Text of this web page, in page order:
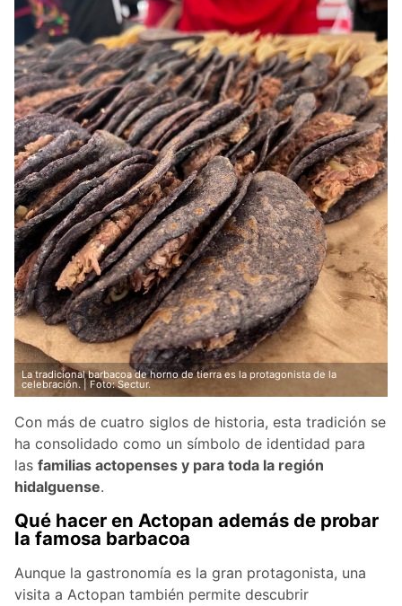
La tradicional barbacoa de horno de tierra es la protagonista de la
celebración. | Foto: Sectur.
Con más de cuatro siglos de historia, esta tradición se
ha consolidado como un símbolo de identidad para
las familias actopenses y para toda la región
hidalguense.
Qué hacer en Actopan además de probar
la famosa barbacoa
Aunque la gastronomía es la gran protagonista, una
visita a Actopan también permite descubrir